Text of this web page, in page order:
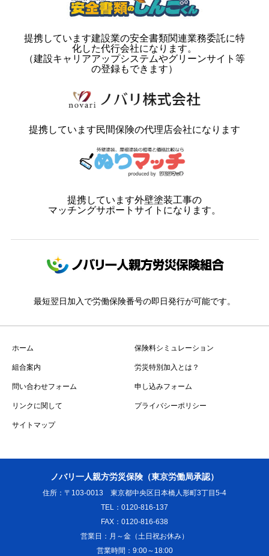
提携しています建設業の安全書類関連業務委託に特
化した代行会社になります。
（建設キャリアアップシステムやグリーンサイト等
の登録もできます）
提携しています民間保険の代理店会社になります
提携しています外壁塗装工事の
マッチングサポートサイトになります。
最短翌日加入で労働保険番号の即日発行が可能です。
ホーム 保険料シミュレーション
組合案内 労災特別加入とは？
問い合わせフォーム 申し込みフォーム
リンクに関して プライバシーポリシー
サイトマップ
ノバリ一人親方労災保険（東京労働局承認）
住所：〒103-0013 東京都中央区日本橋人形町3丁目5-4
TEL：0120-816-137
FAX：0120-816-638
営業日：月～金（土日祝お休み）
営業時間：9:00～18:00